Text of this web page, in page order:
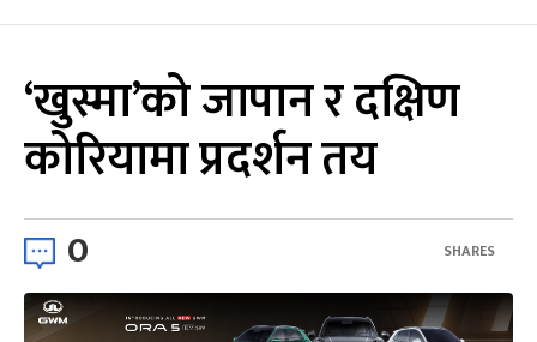
‘खुस्मा’को जापान र दक्षिण
कोरियामा प्रदर्शन तय
0 SHARES